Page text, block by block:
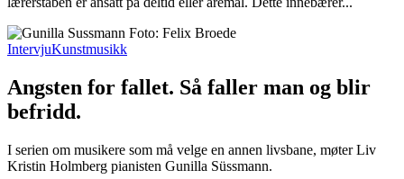
IntervjuKunstmusikk
Angsten for fallet. Så faller man og blir
befridd.
I serien om musikere som må velge en annen livsbane, møter Liv
Kristin Holmberg pianisten Gunilla Süssmann.